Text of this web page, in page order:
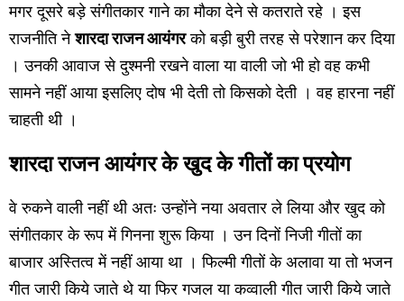
मगर दूसरे बड़े संगीतकार गाने का मौका देने से कतराते रहे । इस
राजनीति नेशारदा राजन आयंगरको बड़ी बुरी तरह से परेशान कर दिया
। उनकी आवाज से दुश्मनी रखने वाला या वाली जो भी हो वह कभी
सामने नहीं आया इसलिए दोष भी देती तो किसको देती । वह हारना नहीं
चाहती थी ।
शारदा राजन आयंगर के खुद के गीतों का प्रयोग
वे रुकने वाली नहीं थी अतः उन्होंने नया अवतार ले लिया और खुद को
संगीतकार के रूप में गिनना शुरू किया । उन दिनों निजी गीतों का
बाजार अस्तित्व में नहीं आया था । फिल्मी गीतों के अलावा या तो भजन
गीत जारी किये जाते थे या फिर गजल या कव्वाली गीत जारी किये जाते